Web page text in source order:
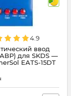
4.9
ввод
для SKDS —
EATS-15DT